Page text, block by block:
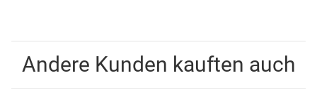
Andere Kunden kauften auch